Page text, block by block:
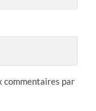
commentaires par